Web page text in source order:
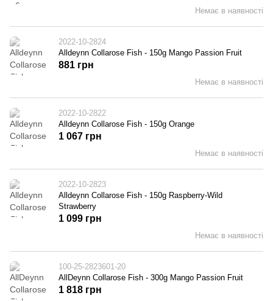
Немає в наявності
2022-10-2824
Alldeynn Collarose Fish - 150g Mango Passion Fruit
Немає в наявності
881 грн
2022-10-2822
Alldeynn Collarose Fish - 150g Orange
Немає в наявності
1 067 грн
2022-10-2823
Alldeynn Collarose Fish - 150g Raspberry-Wild
Strawberry
Немає в наявності
1 099 грн
100-25-2823601-20
AllDeynn Collarose Fish - 300g Mango Passion Fruit
1 818 грн